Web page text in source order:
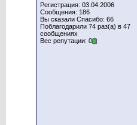
Регистрация: 03.04.2006
Сообщения: 186
Вы сказали Спасибо: 66
Поблагодарили 74 раз(а) в 47
сообщениях
Вес репутации: 0